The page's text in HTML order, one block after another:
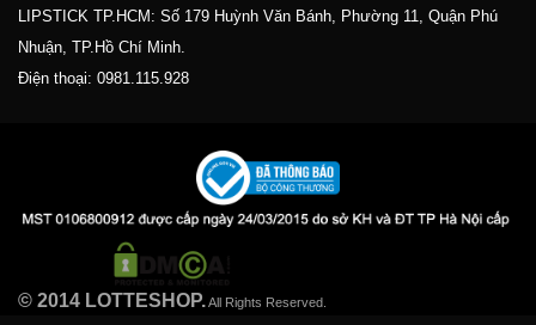
LIPSTICK TP.HCM: Số 179 Huỳnh Văn Bánh, Phường 11, Quận Phú
Nhuận, TP.Hồ Chí Minh.
Điện thoại: 0981.115.928
© 2014 LOTTESHOP.All Rights Reserved.